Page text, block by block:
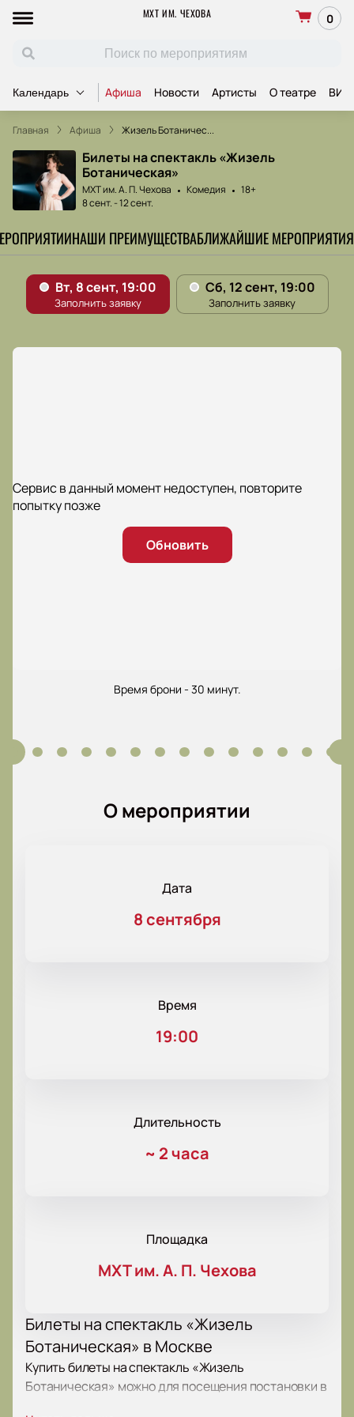
МХТ ИМ. ЧЕХОВА 0
Календарь Афиша Новости Артисты О театре ВИП
Главная Афиша Жизель Ботаничес...
Билеты на спектакль «Жизель
Ботаническая»
МХТ им. А. П. Чехова Комедия
18+
8 сент.-12 сент.
НАШИ ПРЕИМУЩЕСТВАБЛИЖАЙШИЕ МЕРОПРИЯТИЯ
Сервис в данный момент недоступен, повторите
попытку позже
Обновить
Время брони - 30 минут.
О мероприятии
Дата
8 сентября
Время
19:00
Длительность
~ 2 часа
Площадка
МХТ им. А. П. Чехова
Билеты на спектакль «Жизель
Ботаническая» в Москве
Купить билеты на спектакль «Жизель
Ботаническая» можно для посещения постановки в